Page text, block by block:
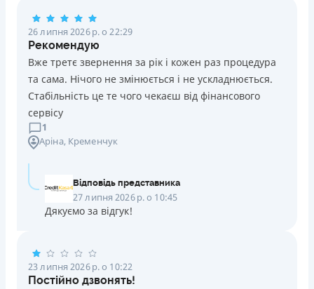
Погашення
Оплата на розрахунковий рахунок
Онлайн (через сайт або інтернет-банкінг)
Через термінали Приватбанку
Через термінали самообслуговування
Ліцензія НБУ
Ліцензія переоформлена 14.03.2024 р.
Вся інформація про кредит
ОТРИМАТИ ПОЗИКУ
26 липня 2026 р. о 22:29
Рекомендую
Вже третє звернення за рік і кожен раз процедура
та сама. Нічого не змінюється і не ускладнюється.
Стабільність це те чого чекаєш від фінансового
сервісу
1
Аріна, Кременчук
Відповідь представника
27 липня 2026 р. о 10:45
Дякуємо за відгук!
23 липня 2026 р. о 10:22
Постійно дзвонять!